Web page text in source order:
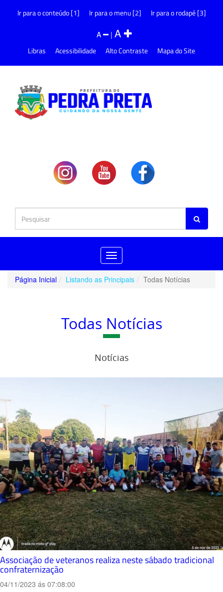
Ir para o conteúdo [1] Ir para o menu [2] Ir para o rodapé [3]
A |A
Libras Acessibilidade Alto Contraste Mapa do Site
Toggle
navigation
Página Inicial
Listando as Principais Todas Notícias
Todas Notícias
Notícias
Associação de veteranos realiza neste sábado tradicional
confraternização
04/11/2023 ás 07:08:00